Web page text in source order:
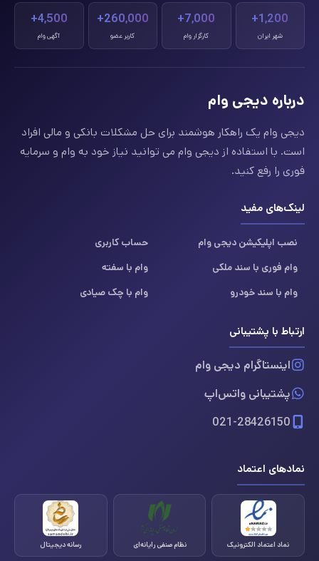
1,200+
شهر ایران
7,000+
کارگزار وام
260,000+
کاربر عضو
4,500+
آگهی وام
درباره دیجی وام
دیجی وام یک راهکار هوشمند برای حل مشکلات بانکی و مالی افراد
است. با استفاده از دیجی وام می توانید نیاز خود به وام و سرمایه
فوری را رفع کنید.
لینک‌های مفید
نصب اپلیکیشن دیجی وام
حساب کاربری
وام فوری با سند ملکی
وام با سفته
وام با سند خودرو
وام با چک صیادی
ارتباط با پشتیبانی
اینستاگرام دیجی وام
پشتیبانی واتس‌اپ
021-28426150
نمادهای اعتماد
نماد اعتماد الکترونیک نظام صنفی رایانه‌ای رسانه دیجیتال